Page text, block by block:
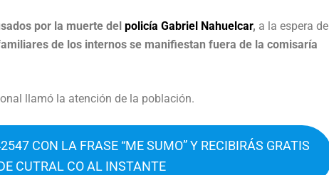
por la muerte del policía Gabriel Nahuelcar, a la espera del
de los internos se manifiestan fuera de la comisaría
llamó la atención de la población.
CON LA FRASE “ME SUMO” Y RECIBIRÁS GRATIS
CUTRAL CO AL INSTANTE